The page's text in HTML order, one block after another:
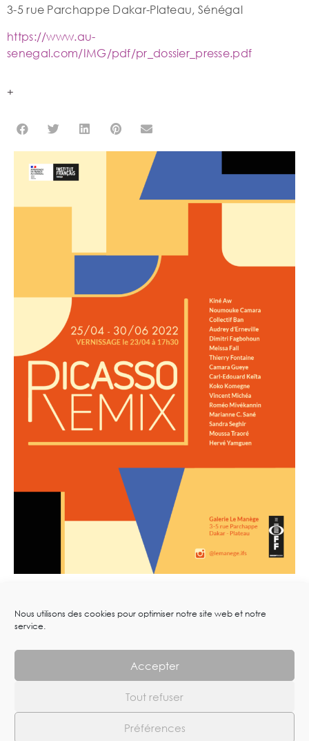
Nous utilisons des cookies pour optimiser notre site web et notre
service.
Accepter
Tout refuser
Préférences
3-5 rue Parchappe Dakar-Plateau, Sénégal
https://www.au-
senegal.com/IMG/pdf/pr_dossier_presse.pdf
+
Arts-works.com – Dimitri Fagbohoun © 2023. All Rights Reserved